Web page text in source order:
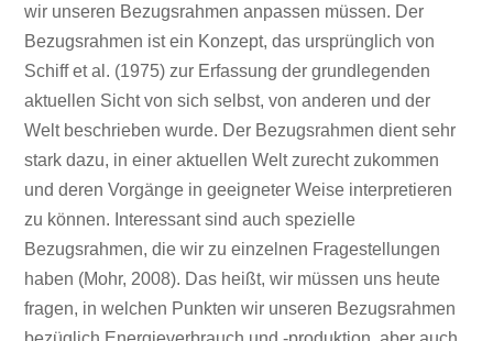
wir unseren Bezugsrahmen anpassen müssen. Der
Bezugsrahmen ist ein Konzept, das ursprünglich von
Schiff et al. (1975) zur Erfassung der grundlegenden
aktuellen Sicht von sich selbst, von anderen und der
Welt beschrieben wurde. Der Bezugsrahmen dient sehr
stark dazu, in einer aktuellen Welt zurecht zukommen
und deren Vorgänge in geeigneter Weise interpretieren
zu können. Interessant sind auch spezielle
Bezugsrahmen, die wir zu einzelnen Fragestellungen
haben (Mohr, 2008). Das heißt, wir müssen uns heute
fragen, in welchen Punkten wir unseren Bezugsrahmen